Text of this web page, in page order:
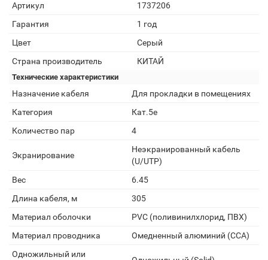
Артикул
1737206
Гарантия
1 год
Цвет
Серый
Страна производитель
КИТАЙ
Технические характеристики
Назначение кабеля
Для прокладки в помещениях
Категория
Кат.5e
Количество пар
4
Экранирование
Неэкранированный кабель
(U/UTP)
Вес
6.45
Длина кабеля, м
305
Материал оболочки
PVC (поливинилхлорид, ПВХ)
Материал проводника
Омедненный алюминий (CCA)
Одножильный или